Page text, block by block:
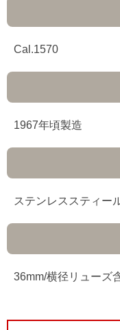
Cal.1570
1967年頃製造
ステンレススティー
36mm/横径リューズ